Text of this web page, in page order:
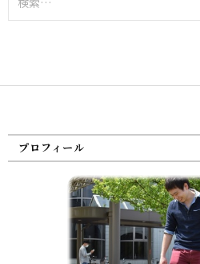
索:
プロフィール